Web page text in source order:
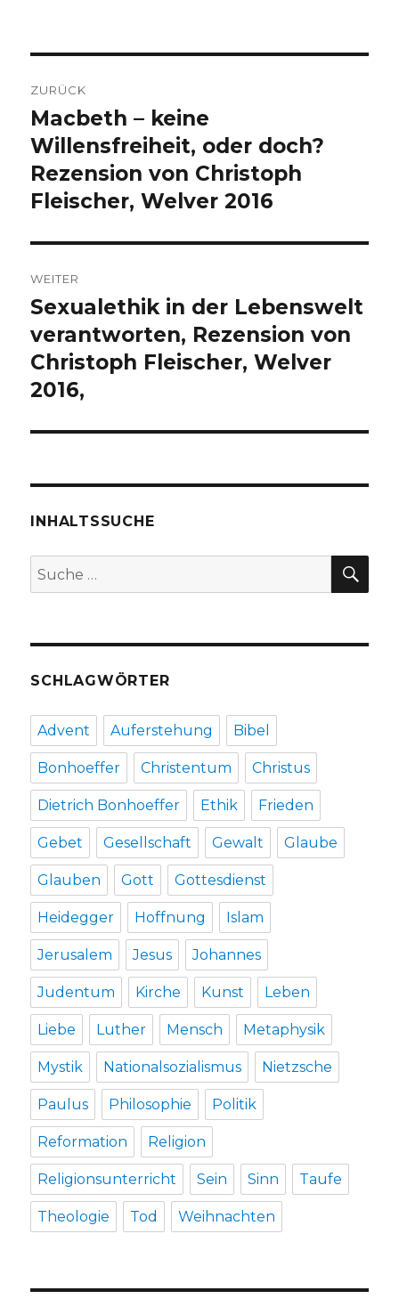
ZURÜCK
Vorheriger
Beitrag:
Macbeth – keine
Willensfreiheit, oder doch?
Rezension von Christoph
Fleischer, Welver 2016
WEITER
Nächster
Beitrag:
Sexualethik in der Lebenswelt
verantworten, Rezension von
Christoph Fleischer, Welver
2016,
INHALTSSUCHE
Suche
nach:
SCHLAGWÖRTER
Advent Auferstehung Bibel
Bonhoeffer Christentum Christus
Dietrich Bonhoeffer Ethik Frieden
Gebet Gesellschaft Gewalt Glaube
Glauben Gott Gottesdienst
Heidegger Hoffnung Islam
Jerusalem Jesus Johannes
Judentum Kirche Kunst Leben
Liebe Luther Mensch Metaphysik
Mystik Nationalsozialismus Nietzsche
Paulus Philosophie Politik
Reformation Religion
Religionsunterricht Sein Sinn Taufe
Theologie Tod Weihnachten